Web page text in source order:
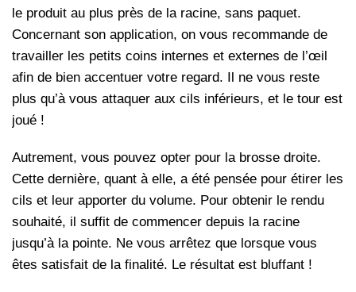
le produit au plus près de la racine, sans paquet.
Concernant son application, on vous recommande de
travailler les petits coins internes et externes de l’œil
afin de bien accentuer votre regard. Il ne vous reste
plus qu’à vous attaquer aux cils inférieurs, et le tour est
joué !
Autrement, vous pouvez opter pour la brosse droite.
Cette dernière, quant à elle, a été pensée pour étirer les
cils et leur apporter du volume. Pour obtenir le rendu
souhaité, il suffit de commencer depuis la racine
jusqu’à la pointe. Ne vous arrêtez que lorsque vous
êtes satisfait de la finalité. Le résultat est bluffant !